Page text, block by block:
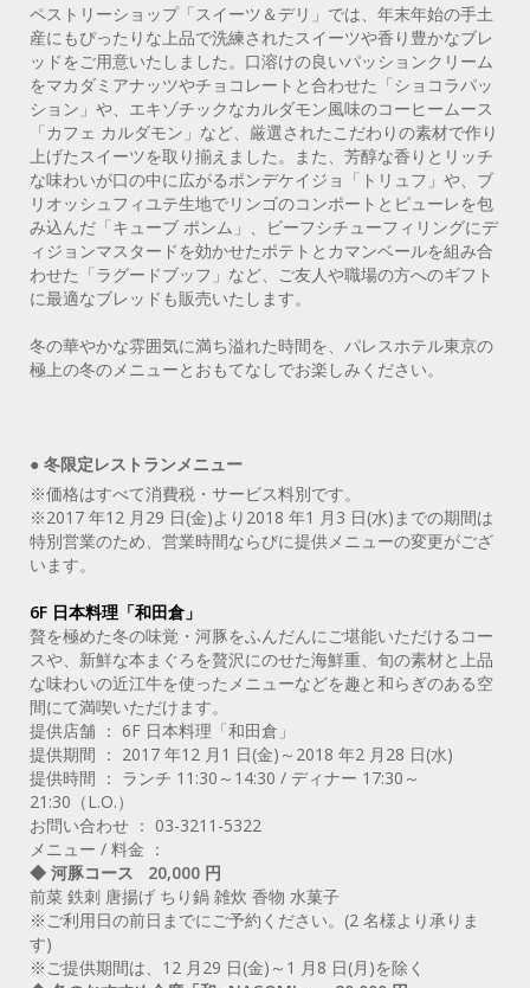
ペストリーショップ「スイーツ＆デリ」では、年末年始の手土
産にもぴったりな上品で洗練されたスイーツや香り豊かなブレ
ッドをご用意いたしました。口溶けの良いパッションクリーム
をマカダミアナッツやチョコレートと合わせた「ショコラパッ
ション」や、エキゾチックなカルダモン風味のコーヒームース
「カフェ カルダモン」など、厳選されたこだわりの素材で作り
上げたスイーツを取り揃えました。また、芳醇な香りとリッチ
な味わいが口の中に広がるポンデケイジョ「トリュフ」や、ブ
リオッシュフィユテ生地でリンゴのコンポートとピューレを包
み込んだ「キューブ ポンム」、ビーフシチューフィリングにデ
ィジョンマスタードを効かせたポテトとカマンベールを組み合
わせた「ラグードブッフ」など、ご友人や職場の方へのギフト
に最適なブレッドも販売いたします。
冬の華やかな雰囲気に満ち溢れた時間を、パレスホテル東京の
極上の冬のメニューとおもてなしでお楽しみください。
● 冬限定レストランメニュー
※価格はすべて消費税・サービス料別です。
※2017 年12 月29 日(金)より2018 年1 月3 日(水)までの期間は
特別営業のため、営業時間ならびに提供メニューの変更がござ
います。
6F 日本料理「和田倉」
贅を極めた冬の味覚・河豚をふんだんにご堪能いただけるコー
スや、新鮮な本まぐろを贅沢にのせた海鮮重、旬の素材と上品
な味わいの近江牛を使ったメニューなどを趣と和らぎのある空
間にて満喫いただけます。
提供店舗 ： 6F 日本料理「和田倉」
提供期間 ： 2017 年12 月1 日(金)～2018 年2 月28 日(水)
提供時間 ： ランチ 11:30～14:30 / ディナー 17:30～
21:30（L.O.）
お問い合わせ ： 03-3211-5322
メニュー / 料金 ：
◆ 河豚コース 20,000 円
前菜 鉄刺 唐揚げ ちり鍋 雑炊 香物 水菓子
※ご利用日の前日までにご予約ください。(2 名様より承りま
す)
※ご提供期間は、12 月29 日(金)～1 月8 日(月)を除く